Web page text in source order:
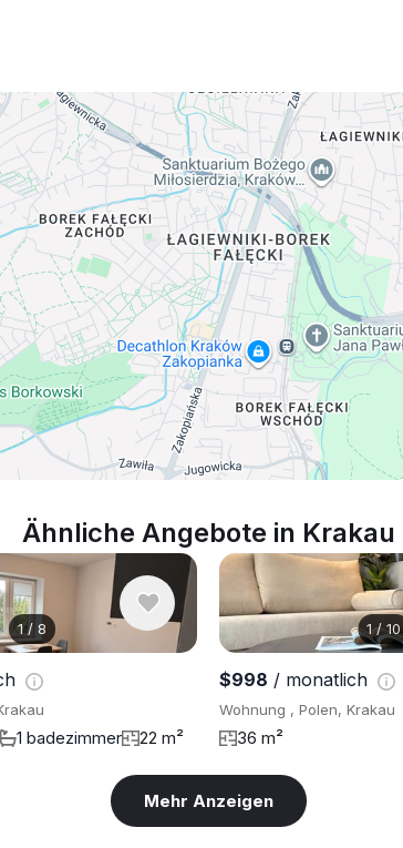
Ähnliche Angebote in Krakau
1/8
1 badezimmer 22 m²
1/10
$998 / monatlich
Wohnung , Polen, Krakau
36 m²
Mehr Anzeigen